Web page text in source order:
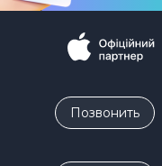
Позвонить